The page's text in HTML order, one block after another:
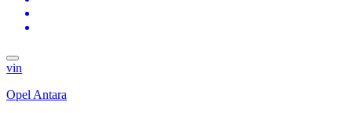
vin
Opel Antara